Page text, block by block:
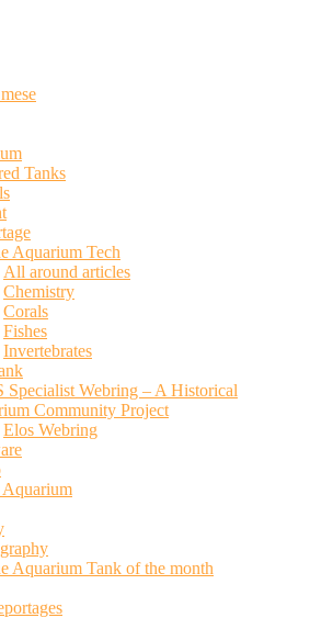
Tanks
Aquarium Tech
All around articles
Chemistry
Corals
Fishes
Invertebrates
Specialist Webring – A Historical
Community Project
Elos Webring
Aquarium
Aquarium Tank of the month